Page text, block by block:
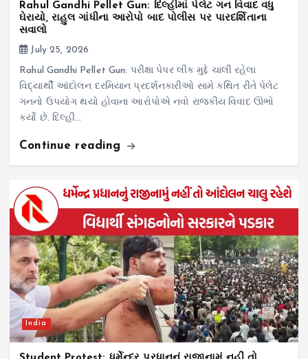
Rahul Gandhi Pellet Gun: દિલ્હીમાં પેલેટ ગન વિવાદ વધુ
ઘેરાયો, રાહુલ ગાંધીના આરોપો બાદ પોલીસ પર પારદર્શિતાના
સવાલો
July 25, 2026
Rahul Gandhi Pellet Gun: પરીક્ષા પેપર લીક મુદ્દે ચાલી રહેલા
વિદ્યાર્થી આંદોલન દરમિયાન પ્રદર્શનકારીઓ સામે કથિત રીતે પેલેટ
ગનનો ઉપયોગ થયો હોવાના આરોપોએ નવો રાજકીય વિવાદ ઊભો
કર્યો છે. દિલ્હી…
Continue reading
India